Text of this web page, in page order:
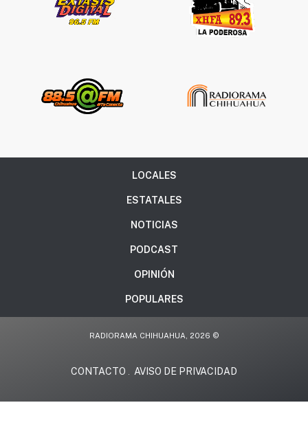
LOCALES
ESTATALES
NOTICIAS
PODCAST
OPINIÓN
POPULARES
RADIORAMA CHIHUAHUA, 2026 ©
CONTACTO AVISO DE PRIVACIDAD